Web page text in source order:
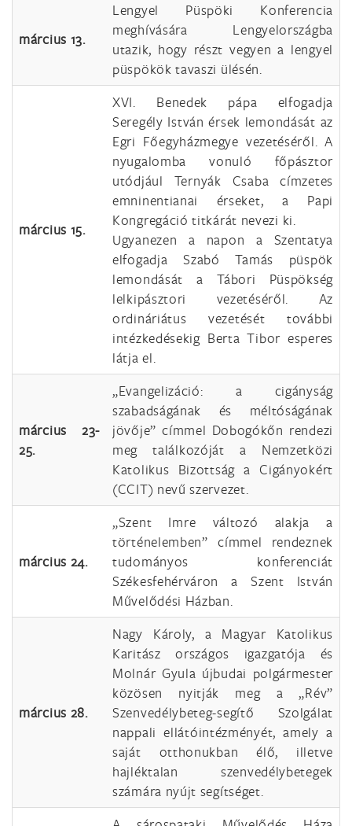
március 13.
Lengyel Püspöki Konferencia
meghívására Lengyelországba
utazik, hogy részt vegyen a lengyel
püspökök tavaszi ülésén.
március 15.
XVI. Benedek pápa elfogadja
Seregély István érsek lemondását az
Egri Főegyházmegye vezetéséről. A
nyugalomba vonuló főpásztor
utódjául Ternyák Csaba címzetes
emninentianai érseket, a Papi
Kongregáció titkárát nevezi ki.
Ugyanezen a napon a Szentatya
elfogadja Szabó Tamás püspök
lemondását a Tábori Püspökség
lelkipásztori vezetéséről. Az
ordináriátus vezetését további
intézkedésekig Berta Tibor esperes
látja el.
március 23-
25.
„Evangelizáció: a cigányság
szabadságának és méltóságának
jövője” címmel Dobogókőn rendezi
meg találkozóját a Nemzetközi
Katolikus Bizottság a Cigányokért
(CCIT) nevű szervezet.
március 24.
„Szent Imre változó alakja a
történelemben” címmel rendeznek
tudományos konferenciát
Székesfehérváron a Szent István
Művelődési Házban.
március 28.
Nagy Károly, a Magyar Katolikus
Karitász országos igazgatója és
Molnár Gyula újbudai polgármester
közösen nyitják meg a „Rév”
Szenvedélybeteg-segítő Szolgálat
nappali ellátóintézményét, amely a
saját otthonukban élő, illetve
hajléktalan szenvedélybetegek
számára nyújt segítséget.